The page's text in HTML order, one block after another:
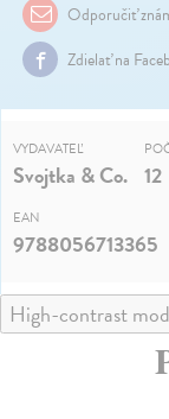
Odporučiť
Zdielať na
VYDAVATEĽ
Svojtka & Co. 12
EAN
9788056713365
High-contrast